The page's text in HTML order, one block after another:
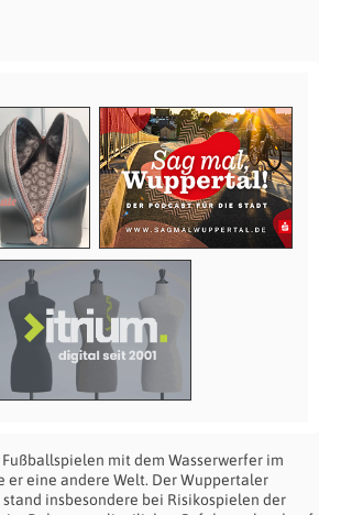
mit dem Wasserwerfer im
er eine andere Welt. Der Wuppertaler
insbesondere bei Risikospielen der